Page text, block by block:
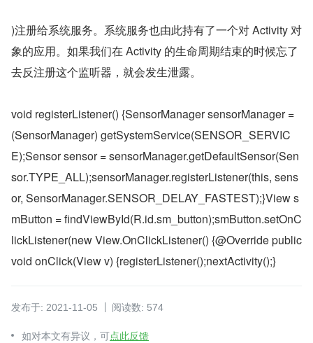
)注册给系统服务。系统服务也由此持有了一个对 Activity 对
象的应用。如果我们在 Activity 的生命周期结束的时候忘了
去反注册这个监听器，就会发生泄露。
void registerListener() {SensorManager sensorManager =
(SensorManager) getSystemService(SENSOR_SERVIC
E);Sensor sensor = sensorManager.getDefaultSensor(Sen
sor.TYPE_ALL);sensorManager.registerListener(this, sens
or, SensorManager.SENSOR_DELAY_FASTEST);}View s
mButton = findViewById(R.id.sm_button);smButton.setOnC
lickListener(new View.OnClickListener() {@Override public
void onClick(View v) {registerListener();nextActivity();}
发布于: 2021-11-05 阅读数: 574
如对本文有异议，可点此反馈